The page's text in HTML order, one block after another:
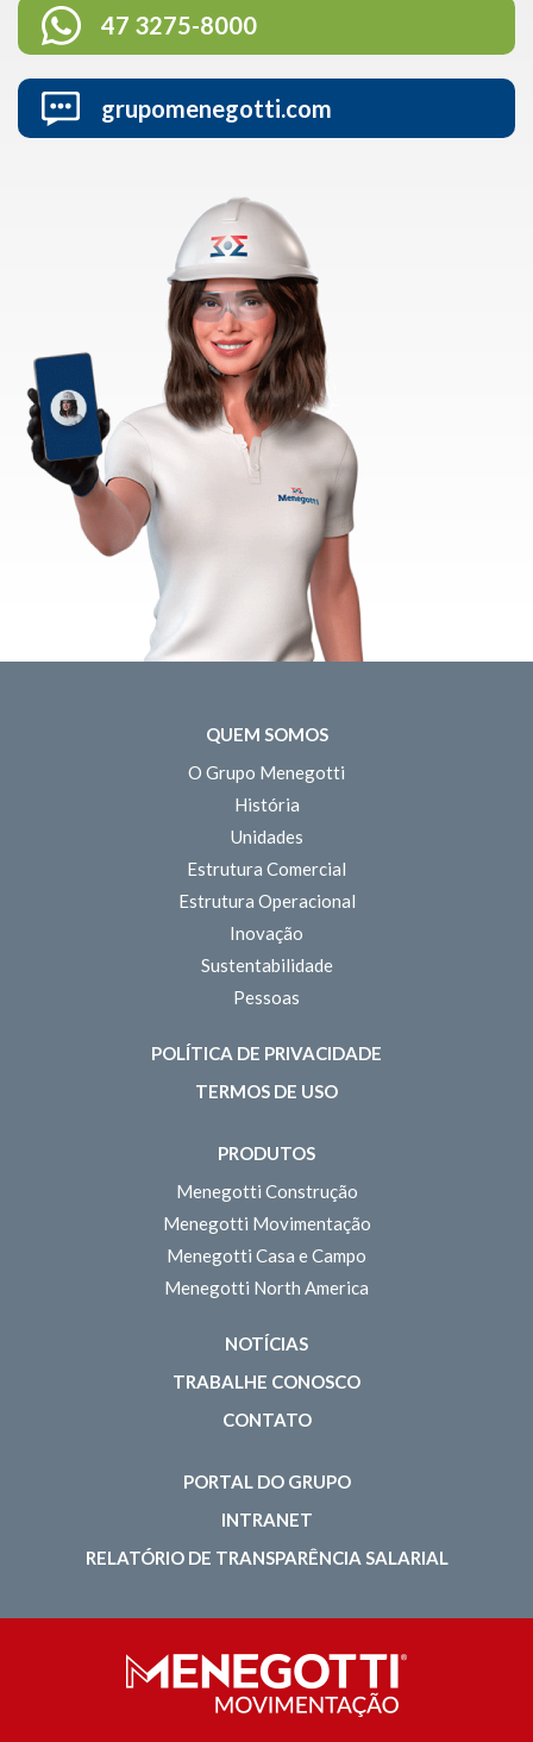
47 3275-8000
grupomenegotti.com
QUEM SOMOS
O Grupo Menegotti
História
Unidades
Estrutura Comercial
Estrutura Operacional
Inovação
Sustentabilidade
Pessoas
POLÍTICA DE PRIVACIDADE
TERMOS DE USO
PRODUTOS
Menegotti Construção
Menegotti Movimentação
Menegotti Casa e Campo
Menegotti North America
NOTÍCIAS
TRABALHE CONOSCO
CONTATO
PORTAL DO GRUPO
INTRANET
RELATÓRIO DE TRANSPARÊNCIA SALARIAL